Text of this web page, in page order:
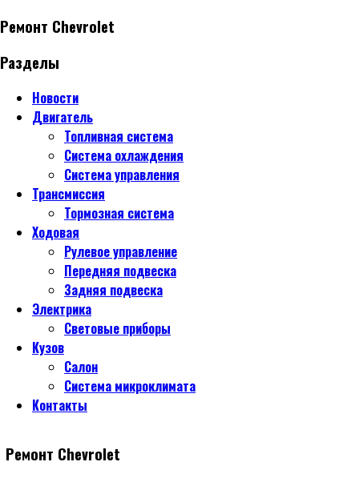
Ремонт Chevrolet
Разделы
Новости
Двигатель
Топливная система
Система охлаждения
Система управления
Трансмиссия
Тормозная система
Ходовая
Рулевое управление
Передняя подвеска
Задняя подвеска
Электрика
Световые приборы
Кузов
Салон
Система микроклимата
Контакты
Ремонт Chevrolet